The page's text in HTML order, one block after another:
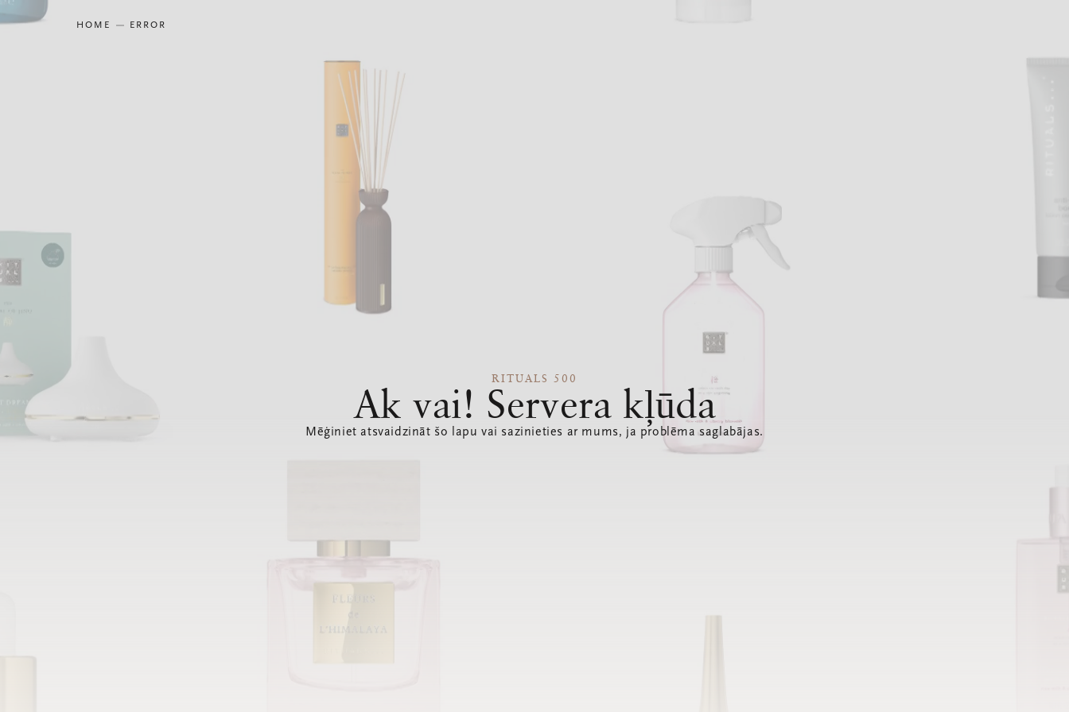
HOME ERROR
RITUALS 500
Ak vai! Servera kļūda
Mēģiniet atsvaidzināt šo lapu vai sazinieties ar mums, ja problēma saglabājas.